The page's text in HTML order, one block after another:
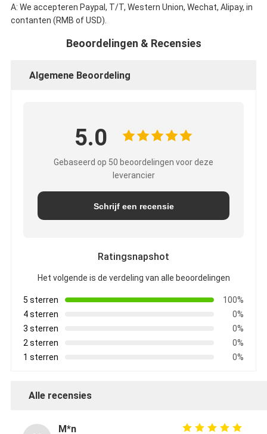
A: We accepteren Paypal, T/T, Western Union, Wechat, Alipay, in
contanten (RMB of USD).
Beoordelingen & Recensies
Algemene Beoordeling
5.0
Gebaseerd op 50 beoordelingen voor deze
leverancier
Schrijf een recensie
Ratingsnapshot
Het volgende is de verdeling van alle beoordelingen
5 sterren
100%
4 sterren
0%
3 sterren
0%
2 sterren
0%
1 sterren
0%
Alle recensies
M*n